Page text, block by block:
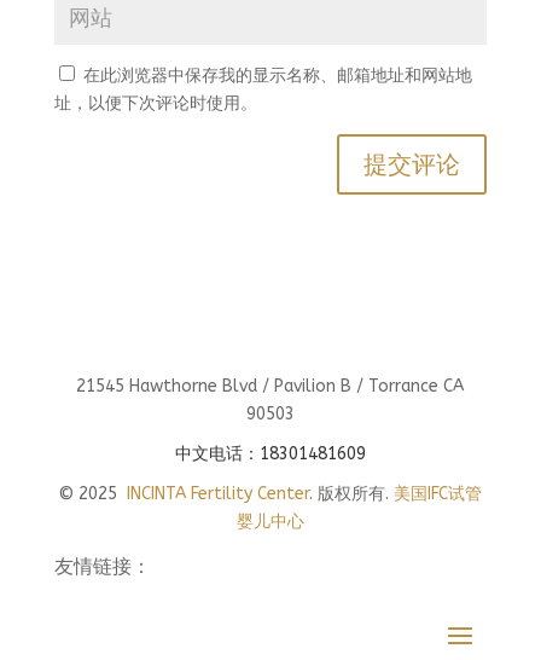
在此浏览器中保存我的显示名称、邮箱地址和网站地
址，以便下次评论时使用。
21545 Hawthorne Blvd / Pavilion B / Torrance CA
90503
中文电话：18301481609
© 2025
INCINTA Fertility Center. 版权所有. 美国IFC试管
婴儿中心
友情链接：